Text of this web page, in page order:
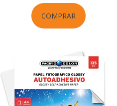
COMPRAR